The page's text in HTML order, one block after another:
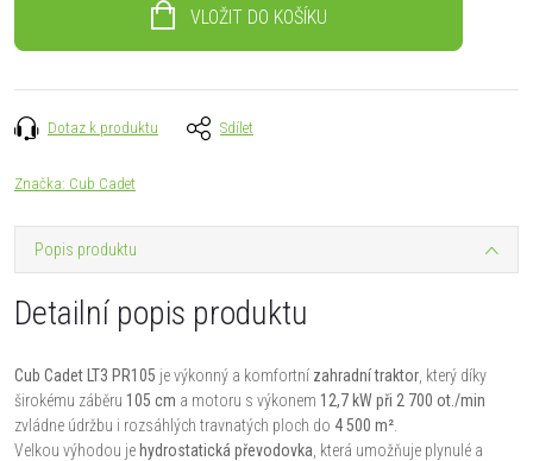
VLOŽIT DO KOŠÍKU
Dotaz k produktu Sdílet
Značka: Cub Cadet
Popis produktu
Detailní popis produktu
Cub Cadet LT3 PR105 je výkonný a komfortní zahradní traktor , který díky
širokému záběru 105 cm a motoru s výkonem 12,7 kW při 2 700 ot./min
zvládne údržbu i rozsáhlých travnatých ploch do 4 500 m²
Velkou výhodou je hydrostatická převodovka , která umožňuje plynulé a